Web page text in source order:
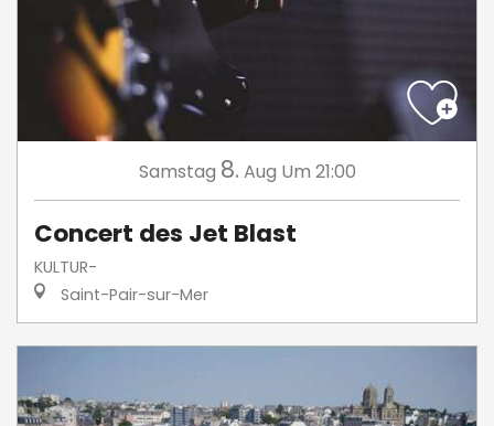
Samstag 8. Aug Um 21:00
Concert des Jet Blast
KULTUR-
Saint-Pair-sur-Mer